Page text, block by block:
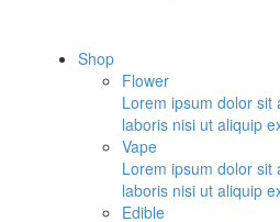
Shop
Flower
Lorem ipsum dolor
laboris nisi ut aliquip
Vape
Lorem ipsum dolor
laboris nisi ut aliquip
Edible